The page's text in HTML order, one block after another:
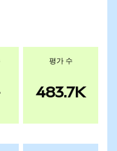
평가 수
483.7K